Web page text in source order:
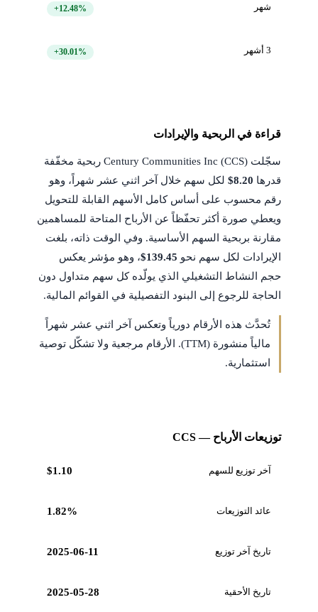
شهر +12.48%
3 أشهر +30.01%
قراءة في الربحية والإيرادات
سجّلت Century Communities Inc (CCS) ربحية مخفّفة
قدرها $8.20لكل سهم خلال آخر اثني عشر شهراً، وهو
رقم محسوب على أساس كامل الأسهم القابلة للتحويل
ويعطي صورة أكثر تحفّظاً عن الأرباح المتاحة للمساهمين
مقارنة بربحية السهم الأساسية. وفي الوقت ذاته، بلغت
الإيرادات لكل سهم نحو $139.45، وهو مؤشر يعكس
حجم النشاط التشغيلي الذي يولّده كل سهم متداول دون
الحاجة للرجوع إلى البنود التفصيلية في القوائم المالية.
تُحدَّث هذه الأرقام دورياً وتعكس آخر اثني عشر شهراً
مالياً منشورة (TTM). الأرقام مرجعية ولا تشكّل توصية
استثمارية.
توزيعات الأرباح — CCS
آخر توزيع للسهم $1.10
عائد التوزيعات 1.82%
تاريخ آخر توزيع 2025-06-11
تاريخ الأحقية 2025-05-28